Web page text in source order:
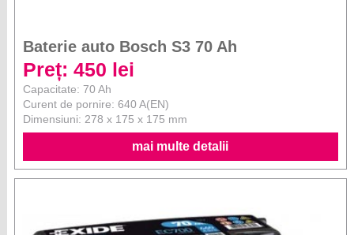
Baterie auto Bosch S3 70 Ah
Preț: 450 lei
Capacitate: 70 Ah
Curent de pornire: 640 A(EN)
Dimensiuni: 278 x 175 x 175 mm
mai multe detalii